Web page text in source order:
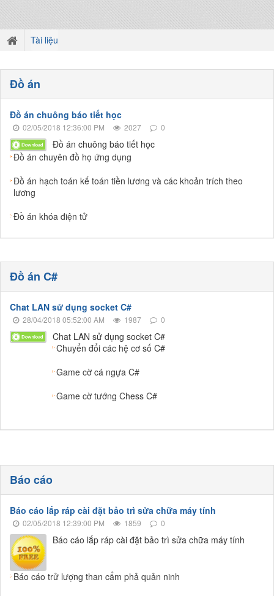
Tài liệu
Đồ án
Đồ án chuông báo tiết học
02/05/2018 12:36:00 PM 2027 0
Đồ án chuông báo tiết học
Đồ án chuyên đồ họ ứng dụng
Đồ án hạch toán kế toán tiền lương và các khoản trích theo
lương
Đồ án khóa điện tử
Đồ án C#
Chat LAN sử dụng socket C#
28/04/2018 05:52:00 AM 1987 0
Chat LAN sử dụng socket C#
Chuyển đổi các hệ cơ số C#
Game cờ cá ngựa C#
Game cờ tướng Chess C#
Báo cáo
Báo cáo lắp ráp cài đặt bảo trì sửa chữa máy tính
02/05/2018 12:39:00 PM 1859 0
Báo cáo lắp ráp cài đặt bảo trì sửa chữa máy tính
Báo cáo trử lượng than cẩm phả quản ninh